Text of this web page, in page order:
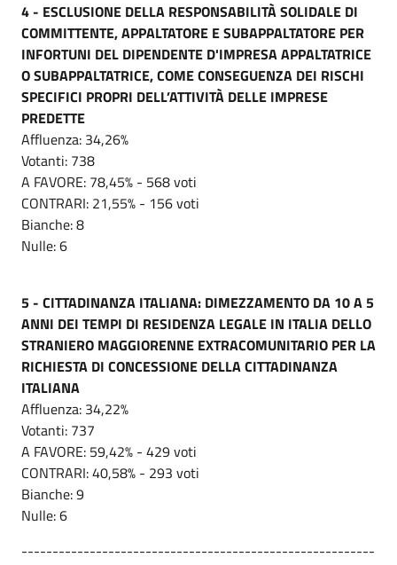
4 - ESCLUSIONE DELLA RESPONSABILITÀ SOLIDALE DI
COMMITTENTE, APPALTATORE E SUBAPPALTATORE PER
INFORTUNI DEL DIPENDENTE D'IMPRESA APPALTATRICE
O SUBAPPALTATRICE, COME CONSEGUENZA DEI RISCHI
SPECIFICI PROPRI DELL’ATTIVITÀ DELLE IMPRESE
PREDETTE
Affluenza: 34,26%
Votanti: 738
A FAVORE: 78,45% - 568 voti
CONTRARI: 21,55% - 156 voti
Bianche: 8
Nulle: 6
5 - CITTADINANZA ITALIANA: DIMEZZAMENTO DA 10 A 5
ANNI DEI TEMPI DI RESIDENZA LEGALE IN ITALIA DELLO
STRANIERO MAGGIORENNE EXTRACOMUNITARIO PER LA
RICHIESTA DI CONCESSIONE DELLA CITTADINANZA
ITALIANA
Affluenza: 34,22%
Votanti: 737
A FAVORE: 59,42% - 429 voti
CONTRARI: 40,58% - 293 voti
Bianche: 9
Nulle: 6
---------------------------------------------------------